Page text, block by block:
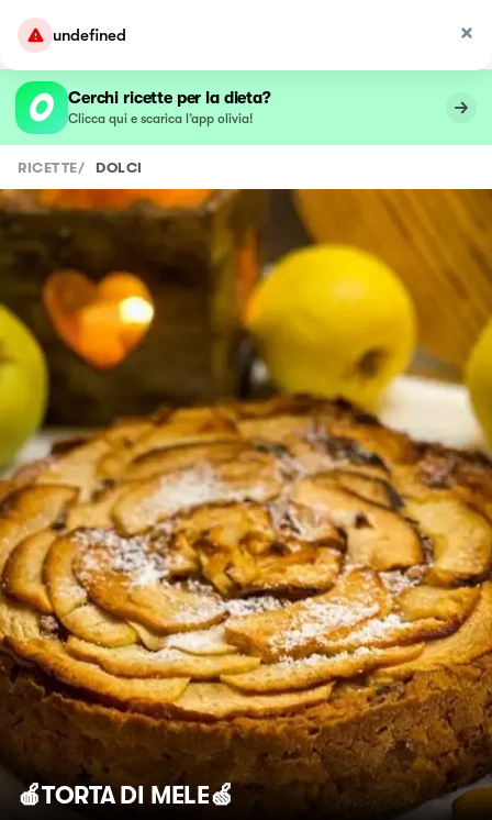
undefined
Cerchi ricette per la dieta?
Clicca qui e scarica l’app olivia!
RICETTE/ DOLCI
🍎TORTA DI MELE🍏